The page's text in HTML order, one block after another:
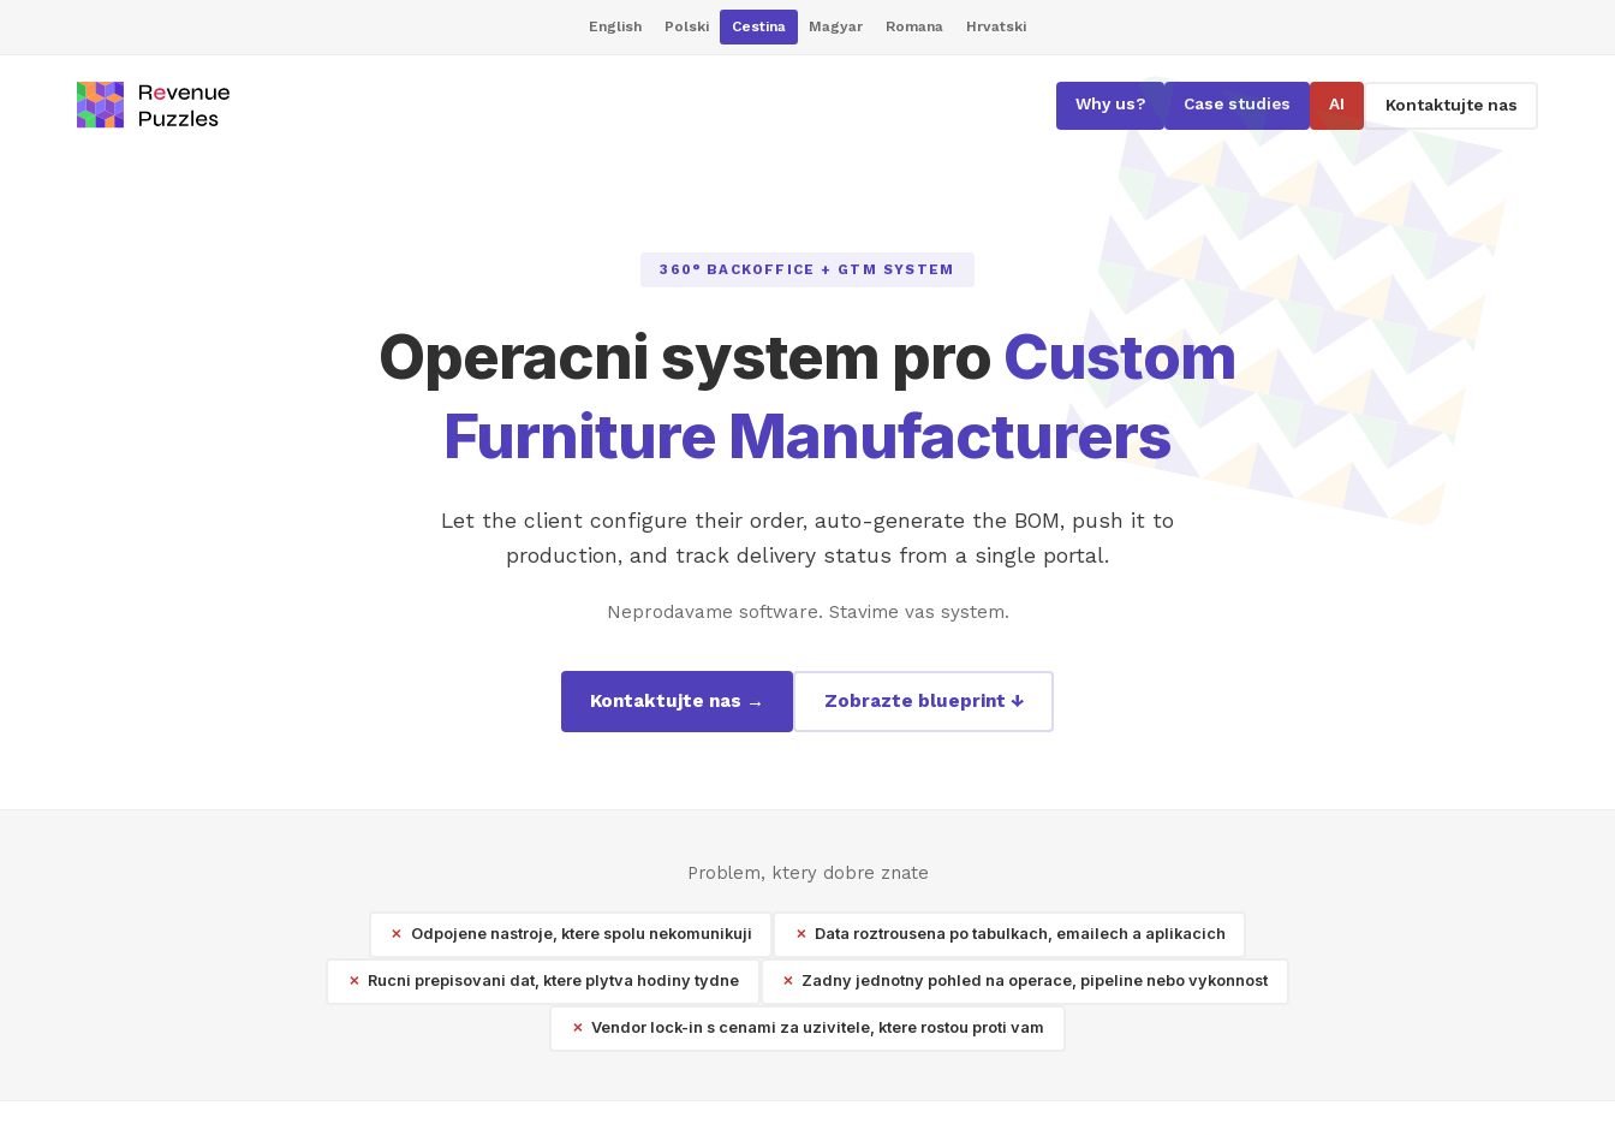
English Polski Cestina Magyar Romana Hrvatski
Why us? Case studies AI Kontaktujte nas
360° BACKOFFICE + GTM SYSTEM
Operacni system pro Custom
Furniture Manufacturers
Let the client configure their order, auto-generate the BOM, push it to
production, and track delivery status from a single portal.
Neprodavame software. Stavime vas system.
Kontaktujte nas → Zobrazte blueprint ↓
Problem, ktery dobre znate
Odpojene nastroje, ktere spolu nekomunikuji Data roztrousena po tabulkach, emailech a aplikacich
Rucni prepisovani dat, ktere plytva hodiny tydne Zadny jednotny pohled na operace, pipeline nebo vykonnost
Vendor lock-in s cenami za uzivitele, ktere rostou proti vam